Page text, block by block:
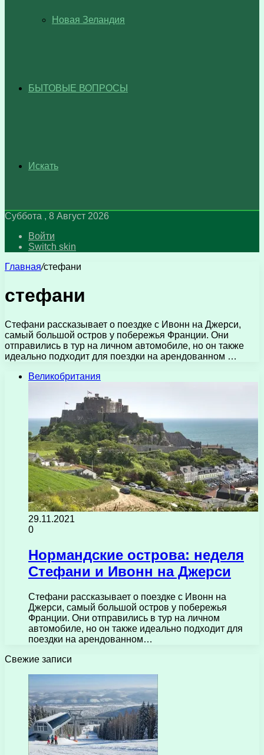
Новая Зеландия
БЫТОВЫЕ ВОПРОСЫ
Искать
Суббота , 8 Август 2026
Войти
Switch skin
Главная/стефани
стефани
Стефани рассказывает о поездке с Ивонн на Джерси,
самый большой остров у побережья Франции. Они
отправились в тур на личном автомобиле, но он также
идеально подходит для поездки на арендованном …
Великобритания
29.11.2021
0
Нормандские острова: неделя
Стефани и Ивонн на Джерси
Стефани рассказывает о поездке с Ивонн на
Джерси, самый большой остров у побережья
Франции. Они отправились в тур на личном
автомобиле, но он также идеально подходит для
поездки на арендованном…
Свежие записи